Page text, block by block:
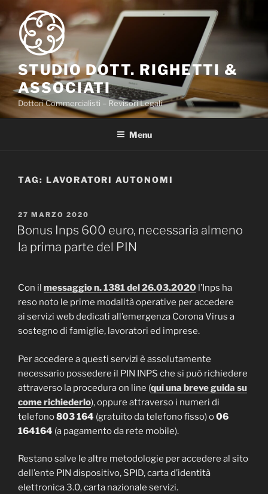
Salta
contenuto
STUDIO DOTT. RIGHETTI &
ASSOCIATI
Dottori Commercialisti – Revisori Legali
Menu
TAG: LAVORATORI AUTONOMI
PUBBLICATO
IL
27 MARZO 2020
Bonus Inps 600 euro, necessaria almeno
la prima parte del PIN
Con il messaggio n. 1381 del 26.03.2020 l’Inps ha
reso noto le prime modalità operative per accedere
ai servizi web dedicati all’emergenza Corona Virus a
sostegno di famiglie, lavoratori ed imprese.
Per accedere a questi servizi è assolutamente
necessario possedere il PIN INPS che si può richiedere
attraverso la procedura on line (qui una breve guida su
come richiederlo), oppure attraverso i numeri di
telefono803 164 (gratuito da telefono fisso) o06
164164 (a pagamento da rete mobile).
Restano salve le altre metodologie per accedere al sito
dell’ente PIN dispositivo, SPID, carta d’identità
elettronica 3.0, carta nazionale servizi.